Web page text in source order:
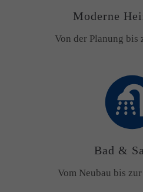
Moderne
Von der Planung bis
Bad &
Vom Neubau bis